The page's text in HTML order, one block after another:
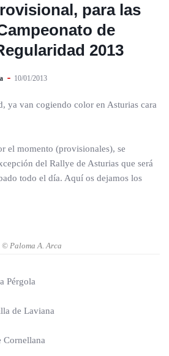
para las
de
2013
10/01/2013
ya van cogiendo color en Asturias cara
el momento (provisionales), se
del Rallye de Asturias que será
todo el día. Aquí os dejamos los
© Paloma A. Arca
Pérgola
de Laviana
Cornellana